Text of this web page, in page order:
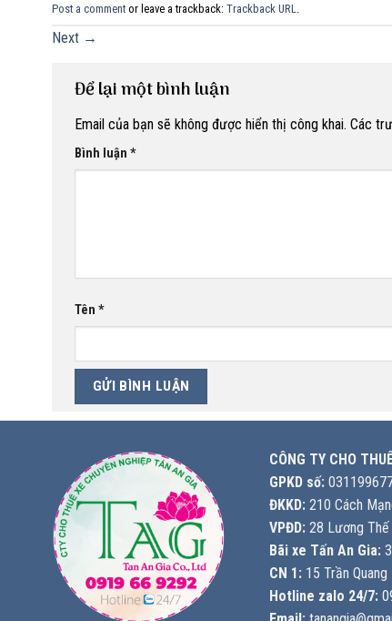
Post a comment or leave a trackback: Trackback URL
Next →
Để lại một bình luận
Email của bạn sẽ không được hiển thị công khai. Các
Bình luận *
Tên *
CÔNG TY CHO
GPKD số:
ĐKKD: 210 Cách
VPĐD: 28 Lương Thế
Bãi xe Tấn An Gia:
CN 1: 15 Trần Quang
Hotline zalo 24/7: